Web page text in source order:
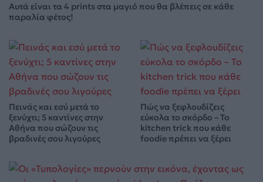
Αυτά είναι τα 4 prints στα μαγιό που θα βλέπεις σε κάθε
παραλία φέτος!
Πεινάς και εσύ μετά το
ξενύχτι; 5 καντίνες στην
Αθήνα που σώζουν τις
βραδινές σου λιγούρες
Πώς να ξεφλουδίζεις
εύκολα το σκόρδο – Το
kitchen trick που κάθε
foodie πρέπει να ξέρει